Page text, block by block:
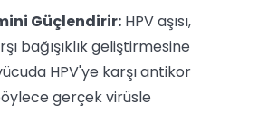
Güçlendirir: HPV aşısı,
bağışıklık geliştirmesine
HPV'ye karşı antikor
gerçek virüsle